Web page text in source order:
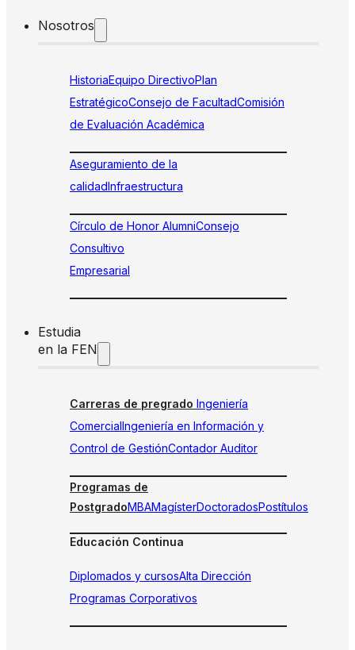
Nosotros
HistoriaEquipo DirectivoPlan
EstratégicoConsejo de FacultadComisión
de Evaluación Académica
Aseguramiento de la
calidadInfraestructura
Círculo de Honor AlumniConsejo
Consultivo
Empresarial
Estudia
en la FEN
Carreras de pregrado Ingeniería
ComercialIngeniería en Información y
Control de GestiónContador Auditor
Programas de
PostgradoMBAMagísterDoctoradosPostítulos
Educación Continua
Diplomados y cursosAlta Dirección
Programas Corporativos